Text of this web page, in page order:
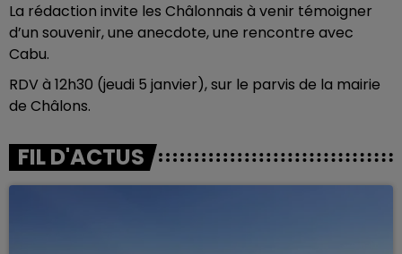
La rédaction invite les Châlonnais à venir témoigner
d’un souvenir, une anecdote, une rencontre avec
Cabu.
RDV à 12h30 (jeudi 5 janvier), sur le parvis de la mairie
de Châlons.
FIL D'ACTUS